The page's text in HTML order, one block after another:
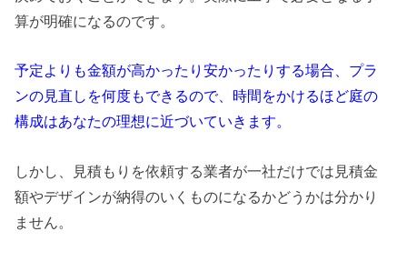
算が明確になるのです。
予定よりも金額が高かったり安かったりする場合、プラ
ンの見直しを何度もできるので、時間をかけるほど庭の
構成はあなたの理想に近づいていきます。
しかし、見積もりを依頼する業者が一社だけでは見積金
額やデザインが納得のいくものになるかどうかは分かり
ません。